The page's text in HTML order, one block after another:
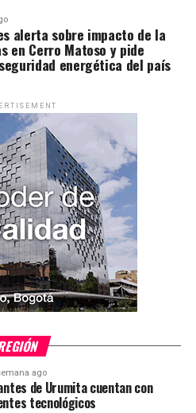
alerta sobre impacto de la
en Cerro Matoso y pide
energética del país
ago
de Urumita cuentan con
tecnológicos